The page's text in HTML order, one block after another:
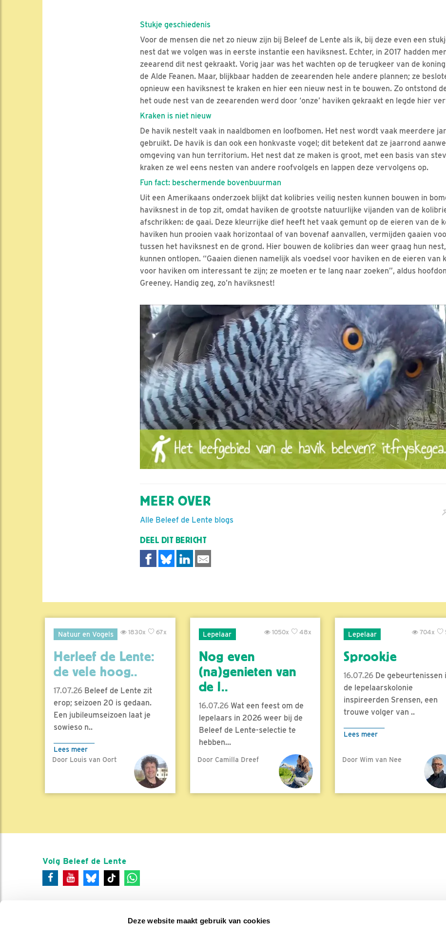
Deze website maakt gebruik van cookies
Stukje geschiedenis
Voor de mensen die net zo nieuw zijn bij Beleef de Lente als ik, bij deze even een
nest dat we volgen was in eerste instantie een haviksnest. Echter, in 2017 hadden
zeearend dit nest gekraakt. Vorig jaar was het wachten op de terugkeer van de
de Alde Feanen. Maar, blijkbaar hadden de zeearenden hele andere plannen; ze
opnieuw een haviksnest te kraken en hier een nieuw nest in te bouwen. Zo ontstond
het oude nest van de zeearenden werd door ‘onze’ haviken gekraakt en legde hier
Kraken is niet nieuw
De havik nestelt vaak in naaldbomen en loofbomen. Het nest wordt vaak meerdere
gebruikt. De havik is dan ook een honkvaste vogel; dit betekent dat ze jaarrond
omgeving van hun territorium. Het nest dat ze maken is groot, met een basis van
kraken ze wel eens nesten van andere roofvolgels en lappen deze vervolgens op.
Fun fact: beschermende bovenbuurman
Uit een Amerikaans onderzoek blijkt dat kolibries veilig nesten kunnen bouwen in
haviksnest in de top zit, omdat haviken de grootste natuurlijke vijanden van de
afschrikken: de gaai. Deze kleurrijke dief heeft het vaak gemunt op de eieren van de
haviken hun prooien vaak horizontaal of van bovenaf aanvallen, vermijden gaaien
tussen het haviksnest en de grond. Hier bouwen de kolibries dan weer graag hun
kunnen ontlopen. “Gaaien dienen namelijk als voedsel voor haviken en de eieren van
voor haviken om interessant te zijn; ze moeten er te lang naar zoeken”, aldus
Greeney. Handig zeg, zo’n haviksnest!
MEER OVER
Alle Beleef de Lente blogs
DEEL DIT BERICHT
Natuur en Vogels 67x
1830x
Herleef de Lente:
de vele hoog..
17.07.26 Beleef de Lente zit
erop; seizoen 20 is gedaan.
Een jubileumseizoen laat je
sowieso n..
Lees meer
Door Louis van Oort
Lepelaar 48x
1050x
Nog even
(na)genieten van
de l..
16.07.26Wat een feest om de
lepelaars in 2026 weer bij de
Beleef de Lente-selectie te
hebben...
Lees meer
Door Camilla Dreef
Lepelaar 704x
Sprookje
16.07.26 De gebeurtenissen
de lepelaarskolonie
inspireerden Srensen, een
trouwe volger van ..
Lees meer
Door Wim van Nee
Volg Beleef de Lente